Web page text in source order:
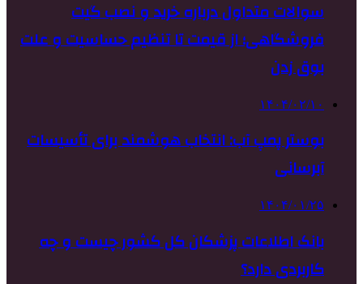
سوالات متداول درباره خرید و نصب گیت
فروشگاهی؛ از قیمت تا تنظیم حساسیت و علت
بوق زدن
۱۴۰۴/۰۲/۱۰
بوستر پمپ آب: انتخاب هوشمند برای تأسیسات
آبرسانی
۱۴۰۴/۰۱/۲۵
بانک اطلاعات پزشکان کل کشور چیست و چه
کاربردی دارد؟